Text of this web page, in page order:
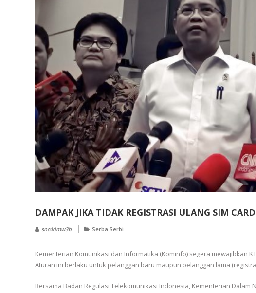
DAMPAK JIKA TIDAK REGISTRASI ULANG SIM
snc4dmw3b Serba Serbi
Kementerian Komunikasi dan Informatika (Kominfo) segera mewajibkan
Aturan ini berlaku untuk pelanggan baru maupun pelanggan lama
Bersama Badan Regulasi Telekomunikasi Indonesia, Kementerian